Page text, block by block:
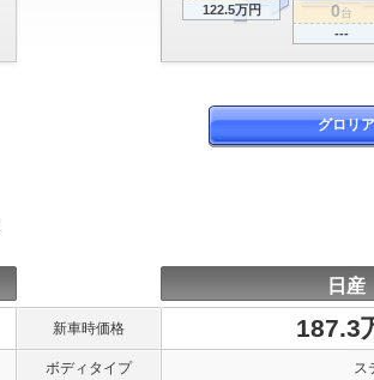
122.5万円 0台
---
グロリ
日
新車時価格 187.3
ボディタイプ ス